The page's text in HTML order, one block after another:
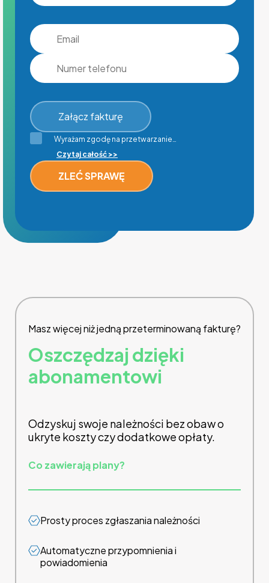
Załącz fakturę
Wyrażam zgodę na przetwarzanie…
Czytaj całość >>
Masz więcej niż jedną przeterminowaną fakturę?
Oszczędzaj dzięki
abonamentowi
Odzyskuj swoje należności bez obaw o
ukryte koszty czy dodatkowe opłaty.
Co zawierają plany?
Prosty proces zgłaszania należności
Automatyczne przypomnienia i
powiadomienia